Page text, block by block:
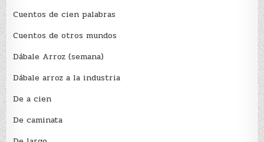
Cuentos de cien palabras
Cuentos de otros mundos
Dábale Arroz (semana)
Dábale arroz a la industria
De a cien
De caminata